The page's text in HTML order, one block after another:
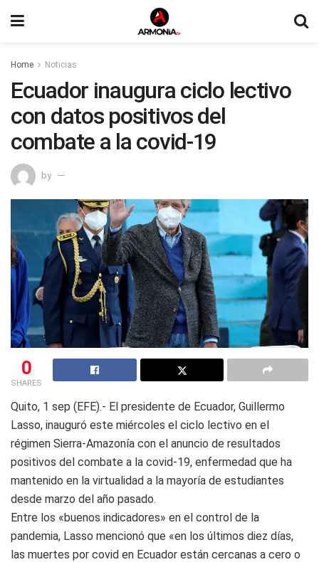
Home Noticias
Ecuador inaugura ciclo lectivo
con datos positivos del
combate a la covid-19
by
0
SHARES
Quito, 1 sep (EFE).- El presidente de Ecuador, Guillermo
Lasso, inauguró este miércoles el ciclo lectivo en el
régimen Sierra-Amazonía con el anuncio de resultados
positivos del combate a la covid-19, enfermedad que ha
mantenido en la virtualidad a la mayoría de estudiantes
desde marzo del año pasado.
Entre los «buenos indicadores» en el control de la
pandemia, Lasso mencionó que «en los últimos diez días,
las muertes por covid en Ecuador están cercanas a cero o